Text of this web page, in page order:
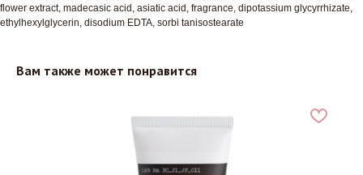
flower extract, madecasic acid, asiatic acid, fragrance, dipotassium glycyrrhizate,
ethylhexylglycerin, disodium EDTA, sorbi tanisostearate
Вам также может понравится